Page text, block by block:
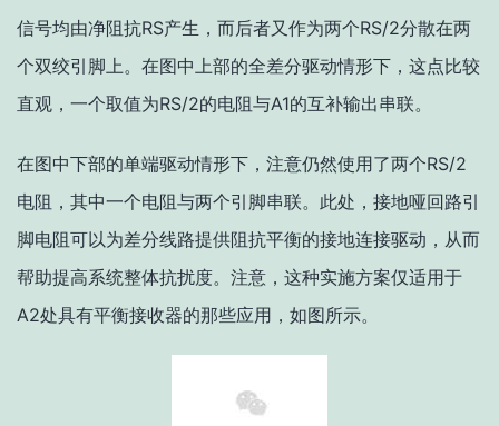
信号均由净阻抗RS产生，而后者又作为两个RS/2分散在两
个双绞引脚上。在图中上部的全差分驱动情形下，这点比较
直观，一个取值为RS/2的电阻与A1的互补输出串联。
在图中下部的单端驱动情形下，注意仍然使用了两个RS/2
电阻，其中一个电阻与两个引脚串联。此处，接地哑回路引
脚电阻可以为差分线路提供阻抗平衡的接地连接驱动，从而
帮助提高系统整体抗扰度。注意，这种实施方案仅适用于
A2处具有平衡接收器的那些应用，如图所示。